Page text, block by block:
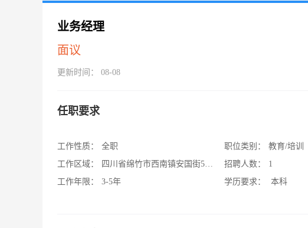
业务经理
面议
更新时间： 08-08
任职要求
工作性质：
全职
工作区域：
四川省绵竹市西南镇安国街505号附901
工作年限：
3-5年
职位类别：
教育/培训
招聘人数：
1
学历要求：
本科